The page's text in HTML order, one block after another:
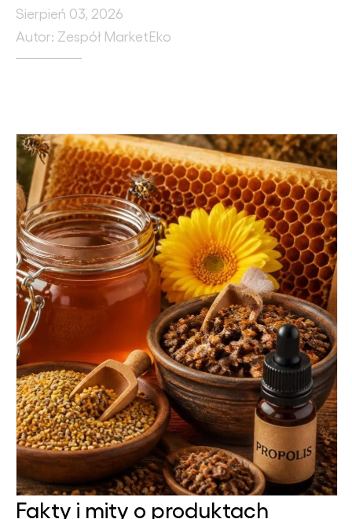
Sierpień 03, 2026
Autor: Zespół MarketEko
Fakty i mity o produktach